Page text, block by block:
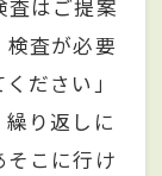
査はご提案
検査が必要
ださい」
り返しに
こに行け